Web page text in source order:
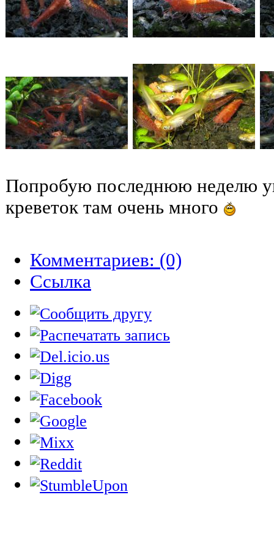
Попробую последнюю неделю
креветок там очень много
Комментариев: (0)
Cсылка